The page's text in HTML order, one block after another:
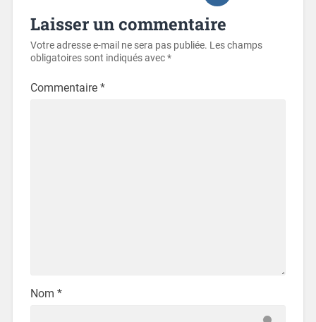
Laisser un commentaire
Votre adresse e-mail ne sera pas publiée. Les champs
obligatoires sont indiqués avec*
Commentaire *
Nom *